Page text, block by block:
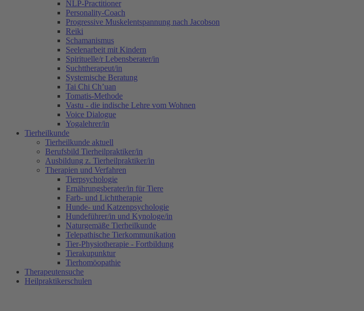
NLP-Practitioner
Personality-Coach
Progressive Muskelentspannung nach Jacobson
Reiki
Schamanismus
Seelenarbeit mit Kindern
Spirituelle/r Lebensberater/in
Suchttherapeut/in
Systemische Beratung
Tai Chi Ch’uan
Tomatis-Methode
Vastu - die indische Lehre vom Wohnen
Voice Dialogue
Yogalehrer/in
Tierheilkunde
Tierheilkunde aktuell
Berufsbild Tierheilpraktiker/in
Ausbildung z. Tierheilpraktiker/in
Therapien und Verfahren
Tierpsychologie
Ernährungsberater/in für Tiere
Farb- und Lichttherapie
Hunde- und Katzenpsychologie
Hundeführer/in und Kynologe/in
Naturgemäße Tierheilkunde
Telepathische Tierkommunikation
Tier-Physiotherapie - Fortbildung
Tierakupunktur
Tierhomöopathie
Therapeutensuche
Heilpraktikerschulen